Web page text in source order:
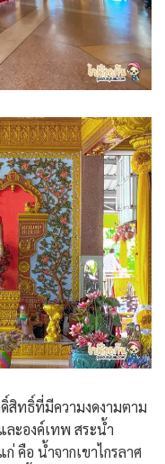
สิทธิ์ที่มีความงดงามตาม
ะองค์เทพ สระน้ำ
คือ น้ำจากเขาไกรลาศ